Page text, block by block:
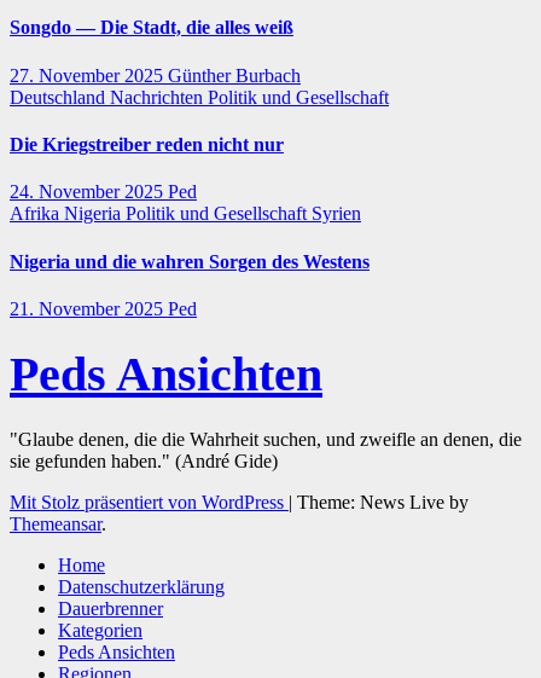
Songdo — Die Stadt, die alles weiß
27. November 2025 Günther Burbach
Deutschland Nachrichten Politik und Gesellschaft
Die Kriegstreiber reden nicht nur
24. November 2025 Ped
Afrika Nigeria Politik und Gesellschaft Syrien
Nigeria und die wahren Sorgen des Westens
21. November 2025 Ped
Peds Ansichten
"Glaube denen, die die Wahrheit suchen, und zweifle an denen, die
sie gefunden haben." (André Gide)
Mit Stolz präsentiert von WordPress | Theme: News Live by
Themeansar.
Home
Datenschutzerklärung
Dauerbrenner
Kategorien
Peds Ansichten
Regionen